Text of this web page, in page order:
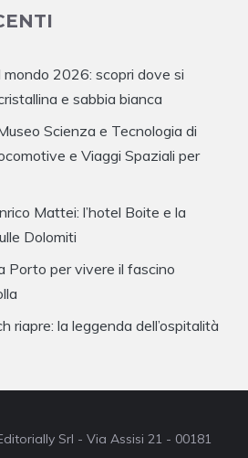
mondo 2026: scopri dove si
e sabbia bianca
Scienza e Tecnologia di
e Viaggi Spaziali per
Mattei: l’hotel Boite e la
Dolomiti
Porto per vivere il fascino
riapre: la leggenda dell’ospitalità
Srl - Via Assisi 21 - 00181